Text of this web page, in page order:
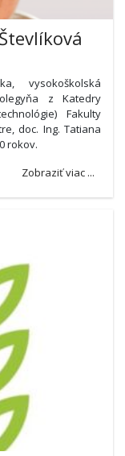
vysokoškolská
z Katedry
Fakulty
doc. Ing. Tatiana
rokov.
Zobraziť viac ...